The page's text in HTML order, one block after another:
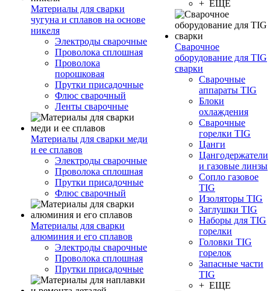
Материалы для сварки
чугуна и сплавов на основе
никеля
Электроды сварочные
Проволока сплошная
Проволока
порошковая
Прутки присадочные
Флюс сварочный
Ленты сварочные
Материалы для сварки меди
и ее сплавов
Электроды сварочные
Проволока сплошная
Прутки присадочные
Флюс сварочный
Материалы для сварки
алюминия и его сплавов
Электроды сварочные
Проволока сплошная
Прутки присадочные
+ ЕЩЕ
Сварочное
оборудование для TIG
сварки
Сварочные
аппараты TIG
Блоки
охлаждения
Сварочные
горелки TIG
Цанги
Цангодержатели
и газовые линзы
Сопло газовое
TIG
Изоляторы TIG
Заглушки TIG
Наборы для TIG
горелки
Головки TIG
горелок
Запасные части
TIG
+ ЕЩЕ